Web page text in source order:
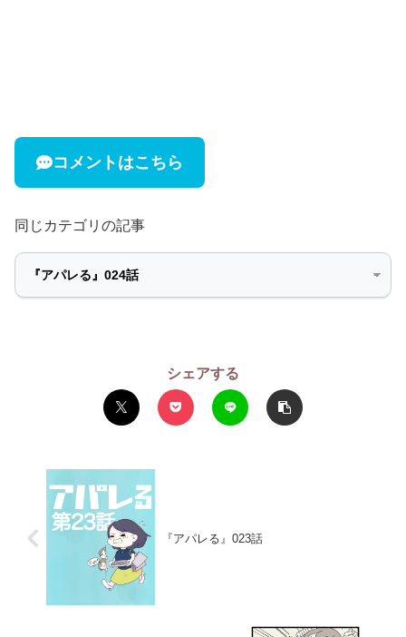
コメントはこちら
同じカテゴリの記事
シェアする
『アパレる』023話